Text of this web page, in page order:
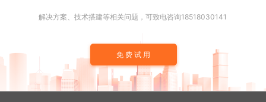
解决方案、技术搭建等相关问题，可致电咨询18518030141
免费试用